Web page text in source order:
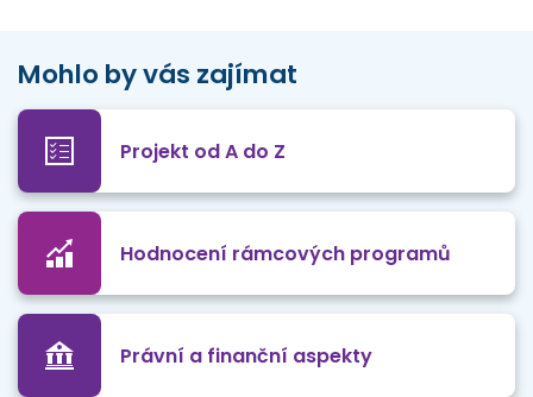
Mohlo by vás zajímat
Projekt od A do Z
Hodnocení rámcových programů
Právní a finanční aspekty